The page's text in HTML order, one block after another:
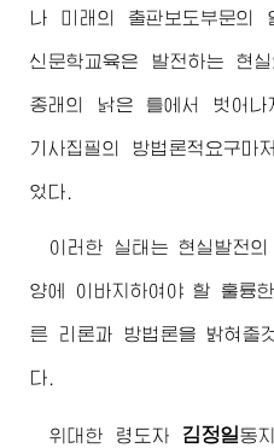
나 미래의 출판보도부문의
신문학교육은 발전하는 현
종래의 낡은 틀에서 벗어나
기사집필의 방법론적요구마
었다.
이러한 실태는 현실발전
양에 이바지하여야 할 훌륭
른 리론과 방법론을 밝혀줄
다.
위대한 령도자 김정일동지